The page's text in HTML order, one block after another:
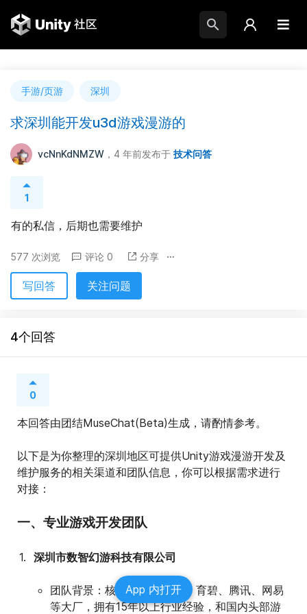
手游/页游 深圳
求深圳能开发u3d游戏漫游的
vcNnKdNMZW ，4 年前发布于 技术问答
1
有的私信，后期也需要维护
577 次浏览 评论 0 分享
写回答 关注问题
4个回答
0
本回答由团结MuseChat(Beta)生成，请酌情参考。
以下是为你整理的深圳地区可提供Unity游戏漫游开发及
维护服务的相关渠道和团队信息，你可以根据需求进行
对接：
一、专业游戏开发团队
深圳市数智幻游科技有限公司
团队背景：核心成员来自EA、育碧、腾讯、网易
等大厂，拥有15年以上行业经验，和国内头部游
App 内打开